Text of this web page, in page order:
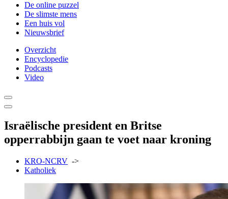
De online puzzel
De slimste mens
Een huis vol
Nieuwsbrief
Overzicht
Encyclopedie
Podcasts
Video
Israëlische president en Britse
opperrabbijn gaan te voet naar kroning
KRO-NCRV ->
Katholiek